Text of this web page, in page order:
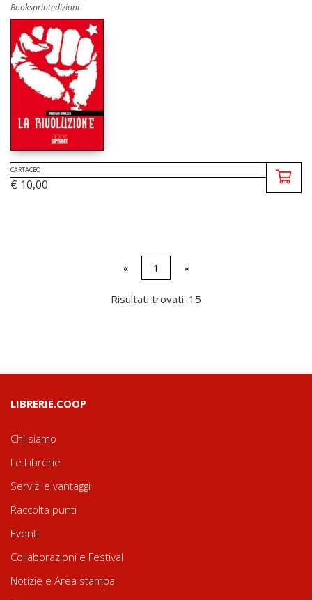
Booksprintedizioni
CARTACEO
€ 10,00
« 1 »
Risultati trovati: 15
LIBRERIE.COOP
Chi siamo
Le Librerie
Servizi e vantaggi
Raccolta punti
Eventi
Collaborazioni e Festival
Notizie e Area stampa